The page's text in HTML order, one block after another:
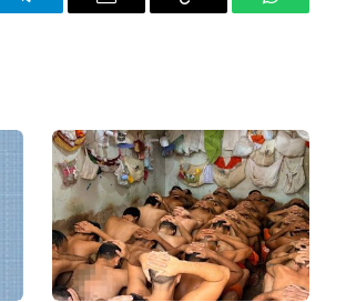
Telegram Email
Copy
WhatsApp